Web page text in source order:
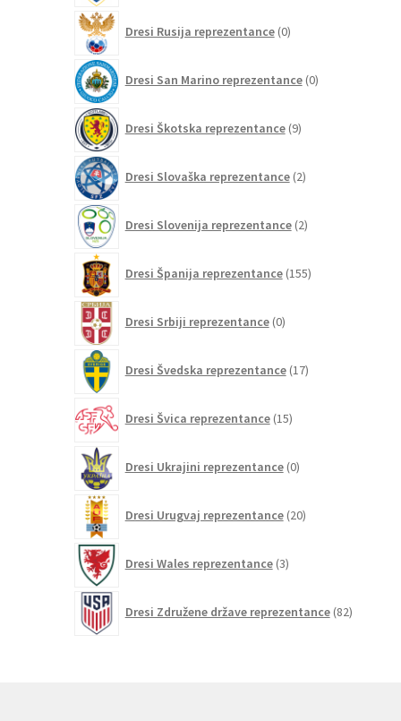
Dresi Rusija reprezentance 0izdelkov
Dresi San Marino reprezentance 0izdelkov
Dresi Škotska reprezentance 9izdelkov
Dresi Slovaška reprezentance 2izdelka
Dresi Slovenija reprezentance 2izdelka
Dresi Španija reprezentance 155izdelkov
Dresi Srbiji reprezentance 0izdelkov
Dresi Švedska reprezentance 17izdelkov
Dresi Švica reprezentance 15izdelkov
Dresi Ukrajini reprezentance 0izdelkov
Dresi Urugvaj reprezentance 20izdelkov
Dresi Wales reprezentance 3izdelki
Dresi Združene države reprezentance 82izdelkov